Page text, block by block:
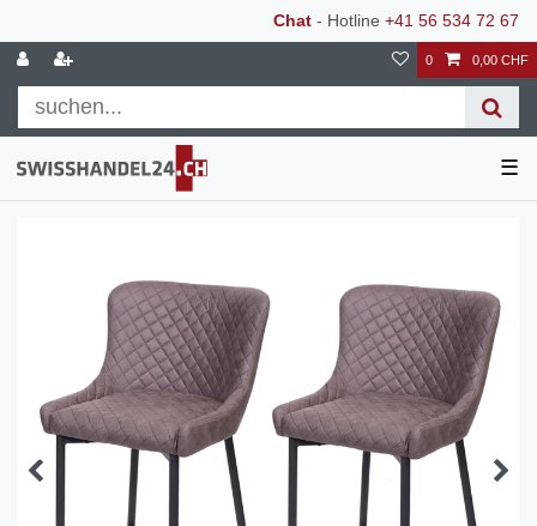
Chat - Hotline +41 56 534 72 67
0 0,00 CHF
☰